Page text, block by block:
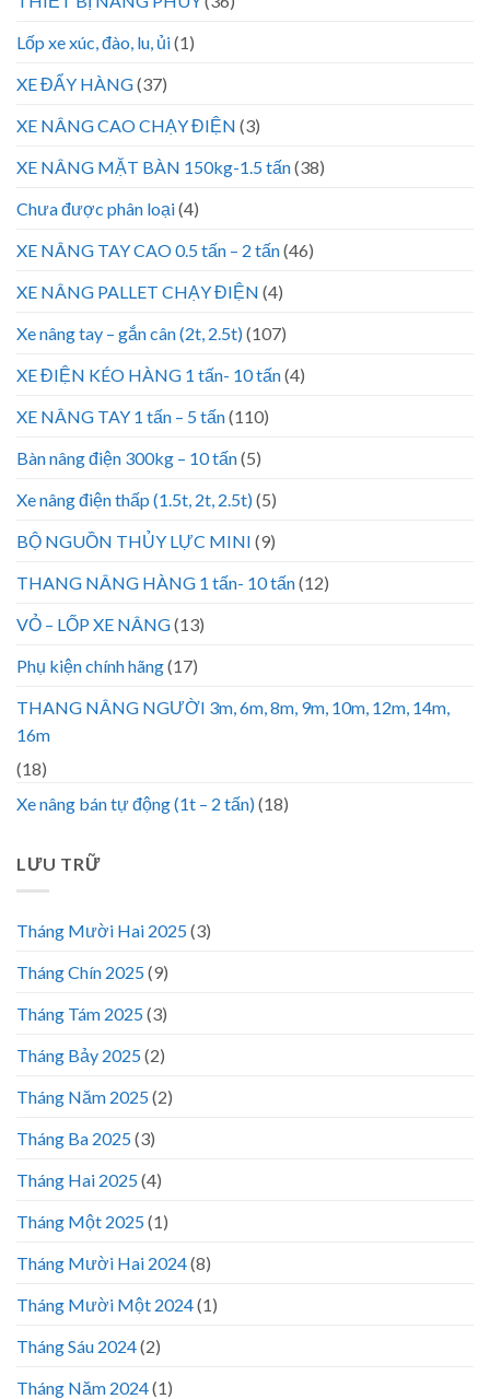
Lốp xe xúc, đào, lu, ủi(1)
XE ĐẨY HÀNG(37)
XE NÂNG CAO CHẠY ĐIỆN (3)
XE NÂNG MẶT BÀN 150kg-1.5 tấn(38)
Chưa được phân loại(4)
XE NÂNG TAY CAO 0.5 tấn – 2 tấn(46)
XE NÂNG PALLET CHẠY ĐIỆN (4)
Xe nâng tay – gắn cân (2t, 2.5t)(107)
XE ĐIỆN KÉO HÀNG 1 tấn- 10 tấn(4)
XE NÂNG TAY 1 tấn – 5 tấn(110)
Bàn nâng điện 300kg – 10 tấn(5)
Xe nâng điện thấp (1.5t, 2t, 2.5t)(5)
BỘ NGUỒN THỦY LỰC MINI (9)
THANG NÂNG HÀNG 1 tấn- 10 tấn(12)
VỎ – LỐP XE NÂNG(13)
Phụ kiện chính hãng(17)
THANG NÂNG NGƯỜI 3m, 6m, 8m, 9m, 10m, 12m, 14m,
16m
(18)
Xe nâng bán tự động (1t – 2 tấn)(18)
LƯU TRỮ
Tháng Mười Hai 2025(3)
Tháng Chín 2025(9)
Tháng Tám 2025(3)
Tháng Bảy 2025(2)
Tháng Năm 2025(2)
Tháng Ba 2025(3)
Tháng Hai 2025(4)
Tháng Một 2025(1)
Tháng Mười Hai 2024(8)
Tháng Mười Một 2024(1)
Tháng Sáu 2024(2)
Tháng Năm 2024(1)